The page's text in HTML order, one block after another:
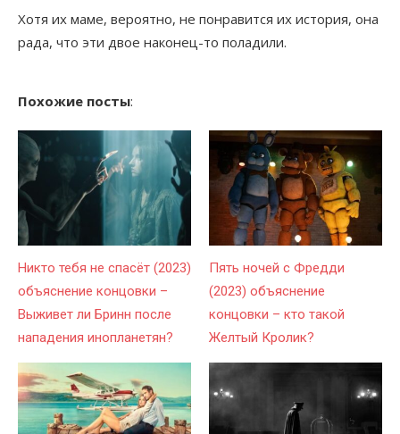
Хотя их маме, вероятно, не понравится их история, она
рада, что эти двое наконец-то поладили.
Похожие посты:
Никто тебя не спасёт (2023)
объяснение концовки –
Выживет ли Бринн после
нападения инопланетян?
Пять ночей с Фредди
(2023) объяснение
концовки – кто такой
Желтый Кролик?